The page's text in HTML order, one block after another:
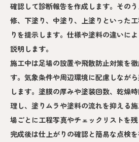
確認して診断報告を作成します。その
修、下塗り、中塗り、上塗りといった
りを提示します。仕様や塗料の違いに
説明します。
施工中は足場の設置や飛散防止対策を
す。気象条件や周辺環境に配慮しなが
します。塗膜の厚みや塗装回数、乾燥
理し、塗りムラや塗料の流れを抑える
場ごとに工程写真やチェックリストを残
完成後は仕上がりの確認と簡易な点検